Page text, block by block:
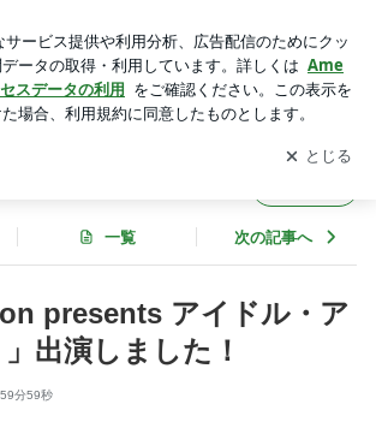
ードして ブログの更新通知
を受け取りまし
開く
一覧 次の記事へ
presents アイドル・ア
出演しました！
分59秒